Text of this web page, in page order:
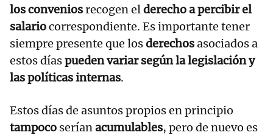
los conveniosrecogen elderecho a percibir el
salariocorrespondiente. Es importante tener
siempre presente que losderechosasociados a
estos díaspueden variar según la legislación y
las políticas internas.
Estos días de asuntos propios en principio
tampoco seríanacumulables, pero de nuevo es